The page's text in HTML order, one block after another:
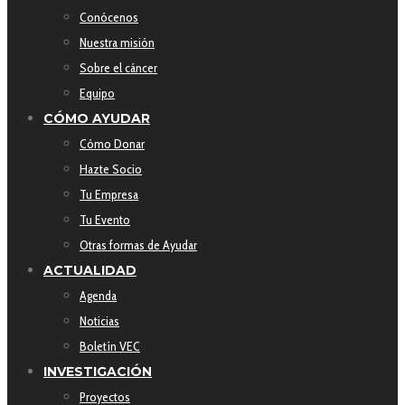
Conócenos
Nuestra misión
Sobre el cáncer
Equipo
CÓMO AYUDAR
Cómo Donar
Hazte Socio
Tu Empresa
Tu Evento
Otras formas de Ayudar
ACTUALIDAD
Agenda
Noticias
Boletín VEC
INVESTIGACIÓN
Proyectos